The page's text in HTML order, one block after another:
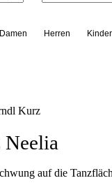
Kurz
auf die